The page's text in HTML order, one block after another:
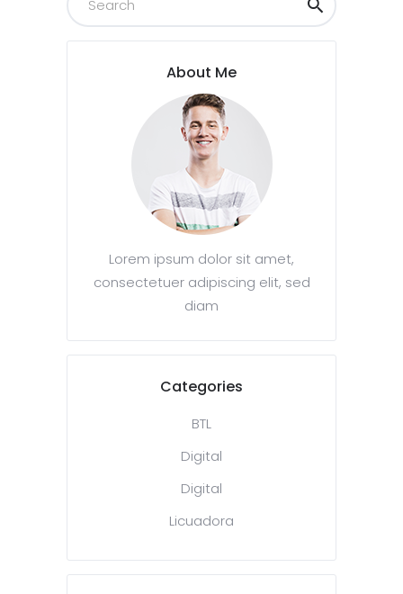
About Me
Lorem ipsum dolor sit amet,
consectetuer adipiscing elit, sed
diam
Categories
BTL
Digital
Digital
Licuadora